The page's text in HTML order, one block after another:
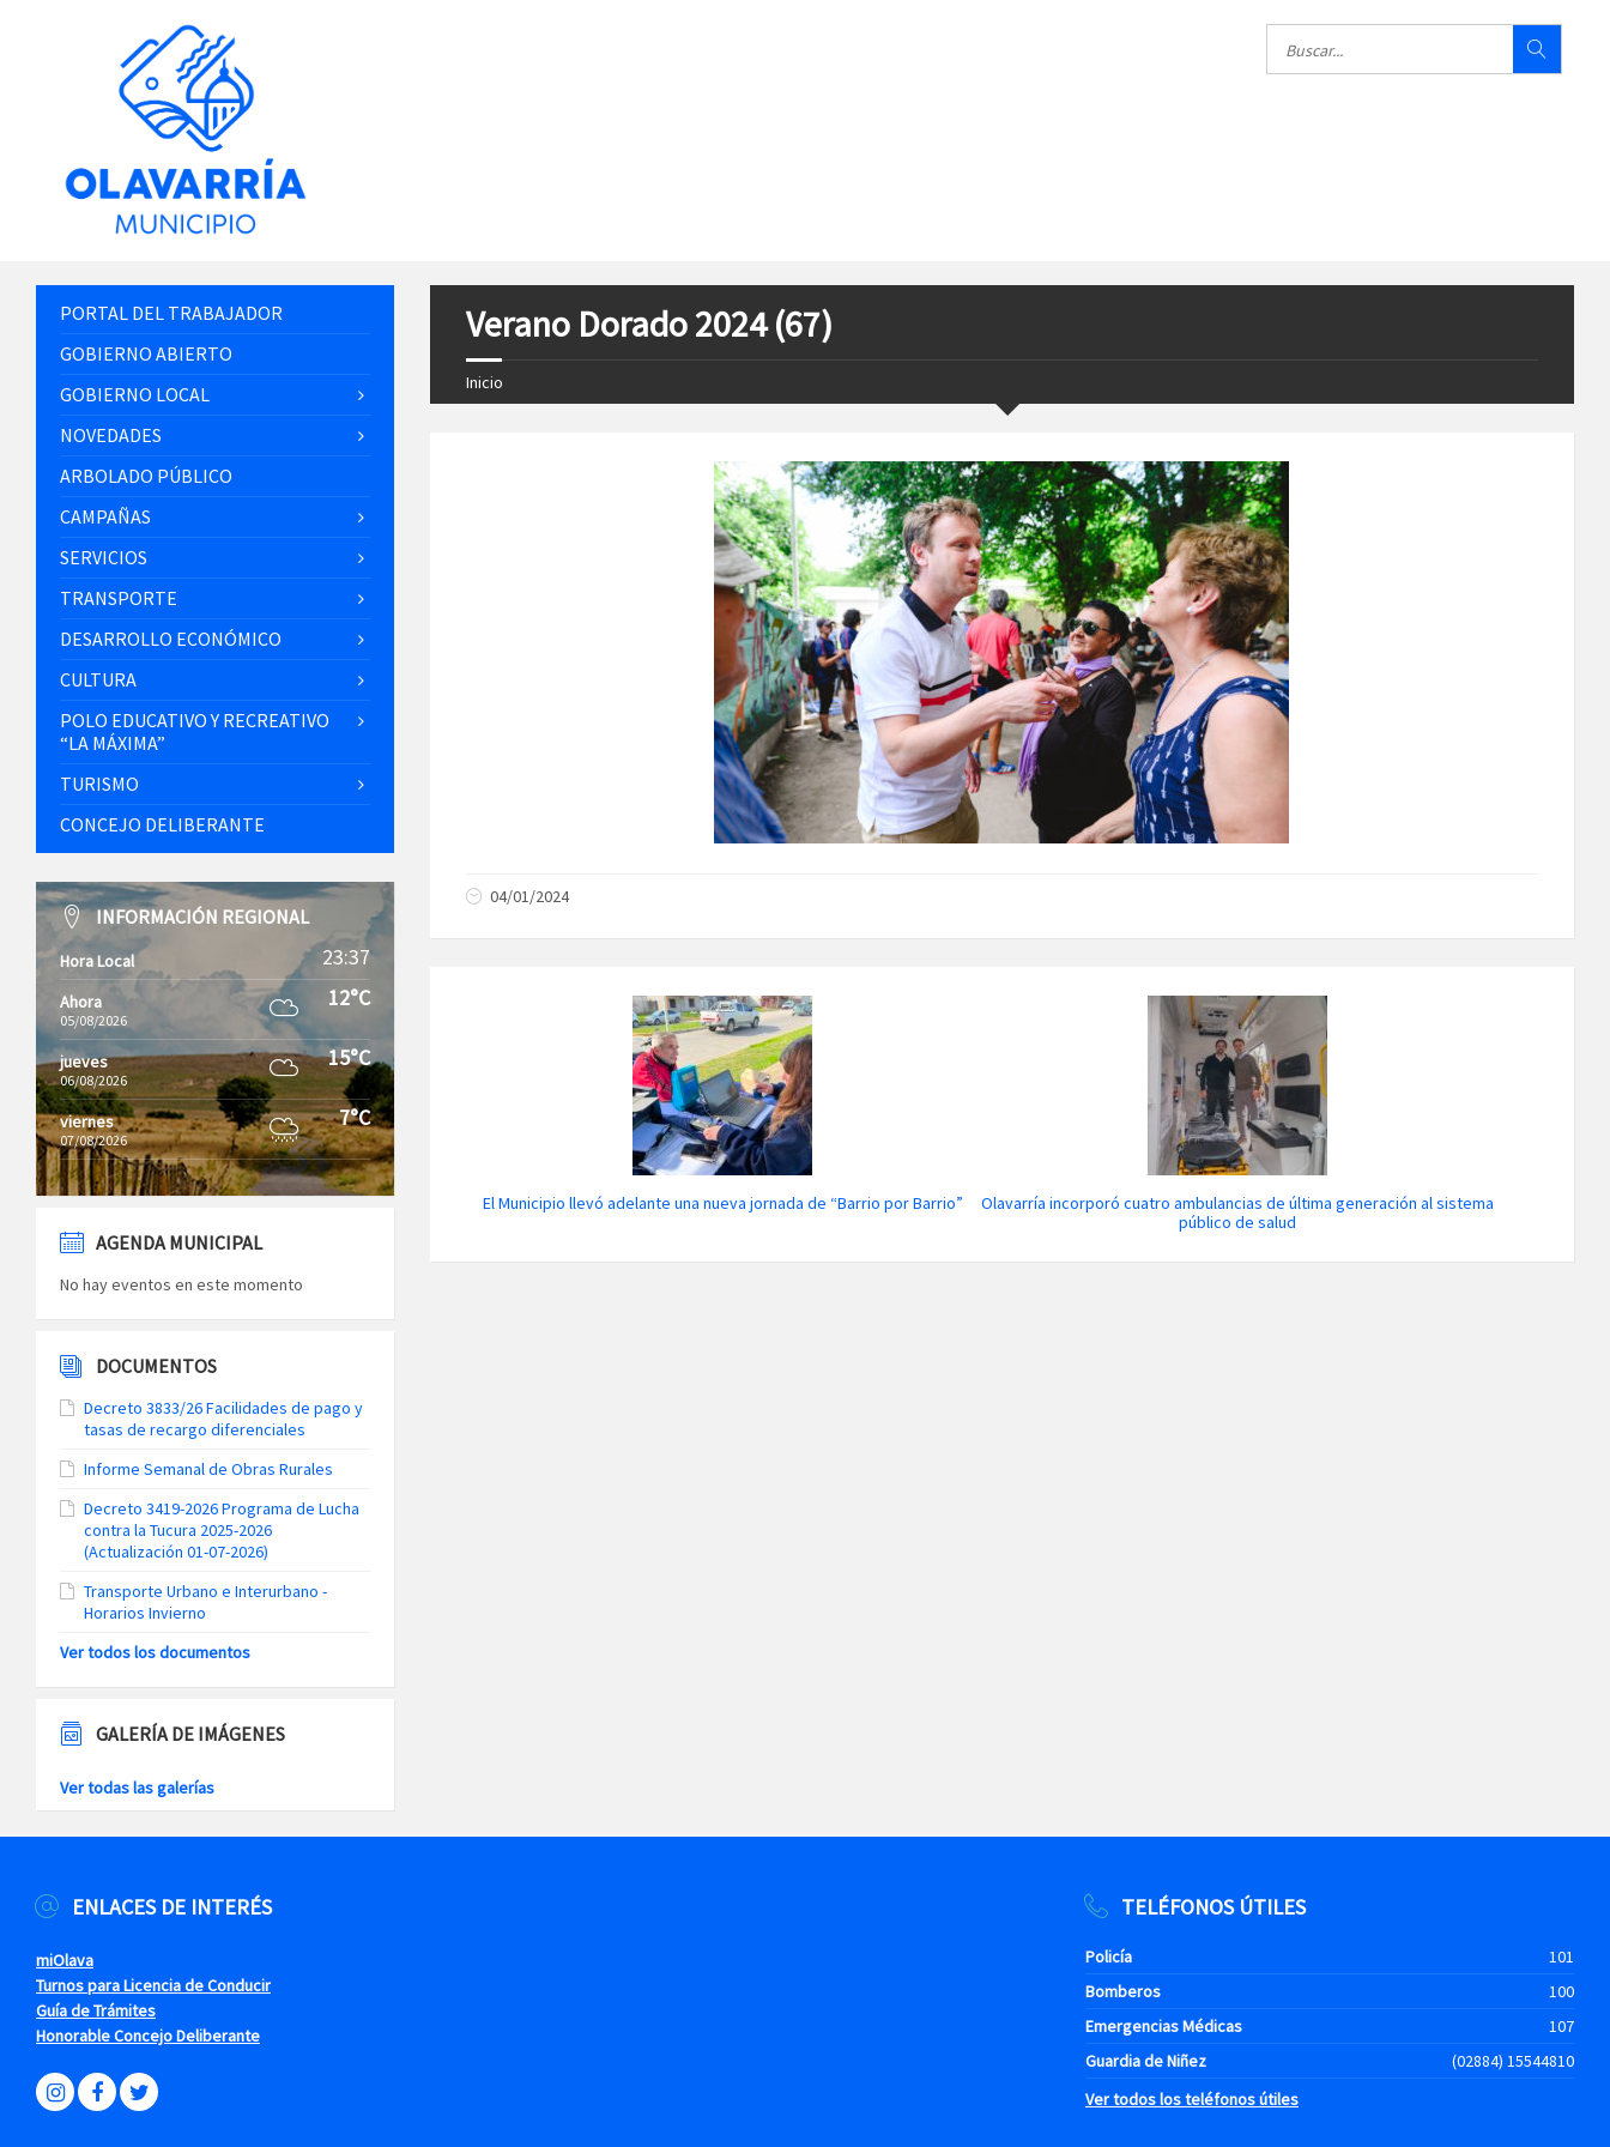
Verano Dorado 2024 (67)
Inicio
04/01/2024
El Municipio llevó adelante una nueva jornada de “Barrio por Barrio”
Olavarría incorporó cuatro ambulancias de última generación al sistema
público de salud
PORTAL DEL TRABAJADOR
GOBIERNO ABIERTO
GOBIERNO LOCAL
NOVEDADES
ARBOLADO PÚBLICO
CAMPAÑAS
SERVICIOS
TRANSPORTE
DESARROLLO ECONÓMICO
CULTURA
POLO EDUCATIVO Y RECREATIVO
“LA MÁXIMA”
TURISMO
CONCEJO DELIBERANTE
INFORMACIÓN REGIONAL
Hora Local 23:37
Ahora
05/08/2026
12°C
jueves
06/08/2026
15°C
viernes
07/08/2026
7°C
AGENDA MUNICIPAL
No hay eventos en este momento
DOCUMENTOS
Decreto 3833/26 Facilidades de pago y
tasas de recargo diferenciales
Informe Semanal de Obras Rurales
Decreto 3419-2026 Programa de Lucha
contra la Tucura 2025-2026
(Actualización 01-07-2026)
Transporte Urbano e Interurbano -
Horarios Invierno
Ver todos los documentos
GALERÍA DE IMÁGENES
Ver todas las galerías
ENLACES DE INTERÉS
miOlava
Turnos para Licencia de Conducir
Guía de Trámites
Honorable Concejo Deliberante
TELÉFONOS ÚTILES
Policía
101
Bomberos
100
Emergencias Médicas
107
Guardia de Niñez
(02884) 15544810
Ver todos los teléfonos útiles